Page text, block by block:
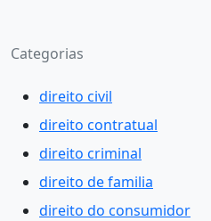
Categorias
direito civil
direito contratual
direito criminal
direito de familia
direito do consumidor